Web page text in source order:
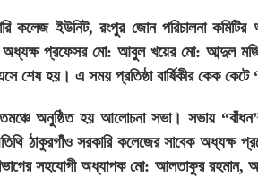
কলেজ ইউনিট, রংপুর জোন পরিচালনা
অধ্যক্ষ প্রফেসর মো: আবুল খয়ের মো: আব্দুল
শেষ হয়। এ সময় প্রতিষ্ঠা বার্ষিকীর কেক
অনুষ্ঠিত হয় আলোচনা সভা। সভায়
ঠাকুরগাঁও সরকারি কলেজের সাবেক
সহযোগী অধ্যাপক মো: আলতাফুর রহমান,